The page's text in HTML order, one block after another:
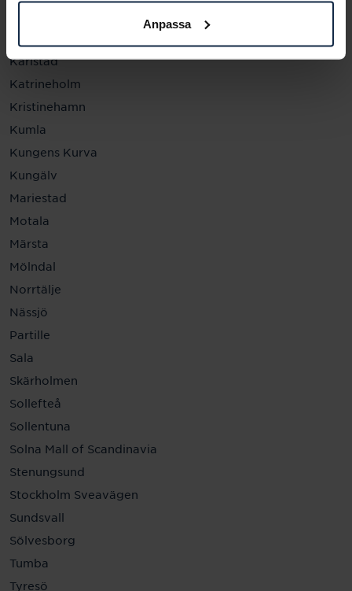
Anpassa
Karlstad
Katrineholm
Kristinehamn
Kumla
Kungens Kurva
Kungälv
Mariestad
Motala
Märsta
Mölndal
Norrtälje
Nässjö
Partille
Sala
Skärholmen
Sollefteå
Sollentuna
Solna Mall of Scandinavia
Stenungsund
Stockholm Sveavägen
Sundsvall
Sölvesborg
Tumba
Tyresö